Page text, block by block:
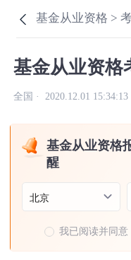
基金从业资格 >
基金从业资格
全国 · 2020.12.01 15:34:13
基金从业资格
醒
北京
我已阅读并同意